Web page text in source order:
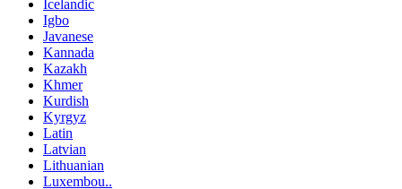
Icelandic
Igbo
Javanese
Kannada
Kazakh
Khmer
Kurdish
Kyrgyz
Latin
Latvian
Lithuanian
Luxembou..